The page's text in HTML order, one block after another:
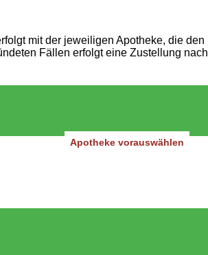
mit der jeweiligen Apotheke, die den
Fällen erfolgt eine Zustellung nach
Apotheke vorauswählen